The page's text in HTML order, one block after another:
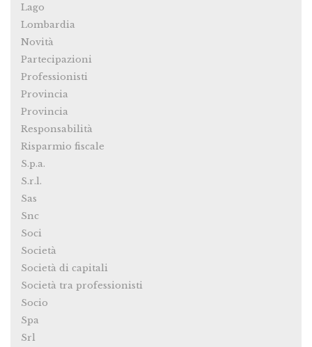
Lago
Lombardia
Novità
Partecipazioni
Professionisti
Provincia
Provincia
Responsabilità
Risparmio fiscale
S.p.a.
S.r.l.
Sas
Snc
Soci
Società
Società di capitali
Società tra professionisti
Socio
Spa
Srl